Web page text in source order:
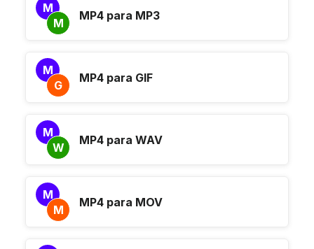
M
M
MP4 para MP3
M
G
MP4 para GIF
M
W
MP4 para WAV
M
M
MP4 para MOV